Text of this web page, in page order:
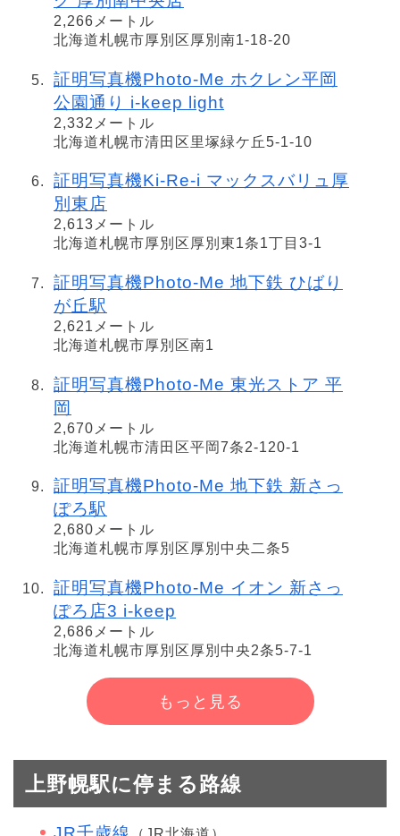
2,266メートル
北海道札幌市厚別区厚別南1-18-20
証明写真機Photo-Me ホクレン平岡
公園通り i-keep light
2,332メートル
北海道札幌市清田区里塚緑ケ丘5-1-10
証明写真機Ki-Re-i マックスバリュ厚
別東店
2,613メートル
北海道札幌市厚別区厚別東1条1丁目3-1
証明写真機Photo-Me 地下鉄 ひばり
が丘駅
2,621メートル
北海道札幌市厚別区南1
証明写真機Photo-Me 東光ストア 平
岡
2,670メートル
北海道札幌市清田区平岡7条2-120-1
証明写真機Photo-Me 地下鉄 新さっ
ぽろ駅
2,680メートル
北海道札幌市厚別区厚別中央二条5
証明写真機Photo-Me イオン 新さっ
ぽろ店3 i-keep
2,686メートル
北海道札幌市厚別区厚別中央2条5-7-1
もっと見る
上野幌駅に停まる路線